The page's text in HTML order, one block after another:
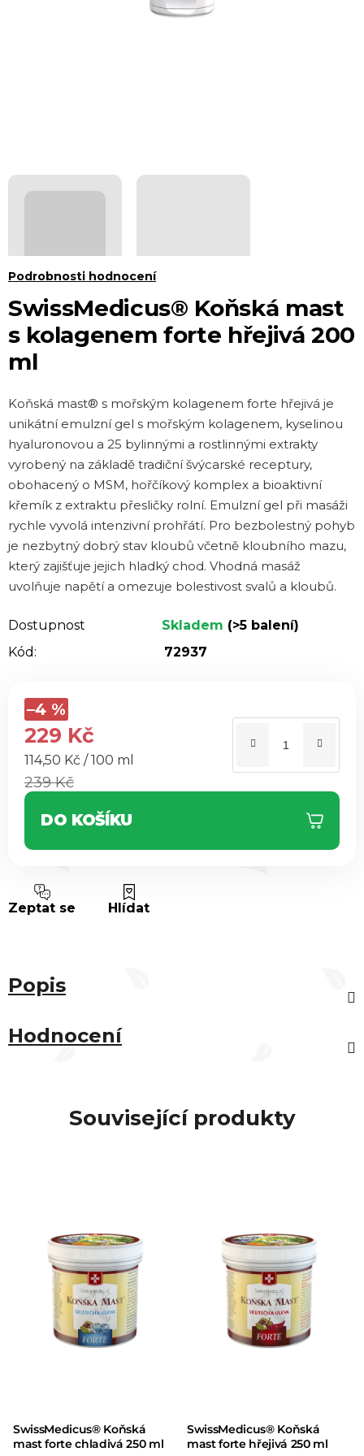
SwissMedicus® Koňská mast
s kolagenem forte hřejivá 200
ml
Průměrné
hodnocení
produktu
je
0,0
hvězdiček.
Podrobnosti hodnocení
Koňská mast® s mořským kolagenem forte hřejivá je
unikátní emulzní gel s mořským kolagenem, kyselinou
hyaluronovou a 25 bylinnými a rostlinnými extrakty
vyrobený na základě tradiční švýcarské receptury,
obohacený o MSM, hořčíkový komplex a bioaktivní
křemík z extraktu přesličky rolní. Emulzní gel při masáži
rychle vyvolá intenzivní prohřátí. Pro bezbolestný pohyb
je nezbytný dobrý stav kloubů včetně kloubního mazu,
který zajišťuje jejich hladký chod. Vhodná masáž
uvolňuje napětí a omezuje bolestivost svalů a kloubů.
Dostupnost Skladem (>5 balení)
Kód:
72937
239 Kč
–4 %
229 Kč
Měrná cena:
114,50 Kč / 100 ml
DO KOŠÍKU
Zeptat se Hlídat
Popis
Hodnocení
Související produkty
SwissMedicus® Koňská
mast forte chladivá 250 ml
SwissMedicus® Koňská
mast forte hřejivá 250 ml